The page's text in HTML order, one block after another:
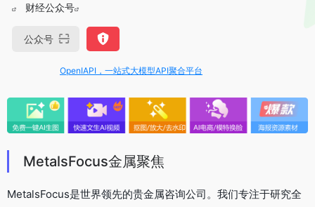
财经公众号
公众号
OpenIAPI，一站式大模型API聚合平台
MetalsFocus金属聚焦
MetalsFocus是世界领先的贵金属咨询公司。我们专注于研究全